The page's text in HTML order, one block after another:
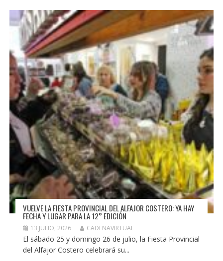
VUELVE LA FIESTA PROVINCIAL DEL ALFAJOR COSTERO: YA HAY
FECHA Y LUGAR PARA LA 12° EDICIÓN
13 JULIO, 2026 CADENAVIRTUAL
El sábado 25 y domingo 26 de julio, la Fiesta Provincial
del Alfajor Costero celebrará su...